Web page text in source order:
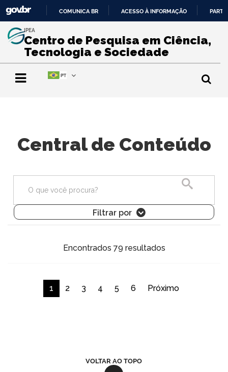
PARA
O
CONTEÚDO
COMUNICA BR ACESSO À INFORMAÇÃO
IPEA
Centro de Pesquisa em Ciência,
Tecnologia e Sociedade
Central de Conteúdo
Filtrar por
Encontrados 79 resultados
1 2 3 4 5 6 Próximo
VOLTAR AO TOPO